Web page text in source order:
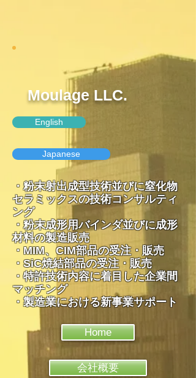
Moulage LLC.
English
Japanese
・粉末射出成型技術並びに窒化物
セラミックスの技術コンサルティ
ング
・粉末成形用バインダ並びに成形
材料の製造販売
​​・MIM、CIM部品の受注・販売
・SiC焼結部品の受注・販売
​・特許技術内容に着目した企業間
マッチング
・製造業における新事業サポート
Home
会社概要